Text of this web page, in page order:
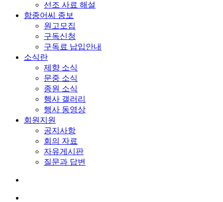
선조 사료 해설
함종어씨 종보
원고모집
구독신청
구독료 납입안내
소식란
제향 소식
문중 소식
종원 소식
행사 갤러리
행사 동영상
회원지원
공지사항
회의 자료
자유게시판
질문과 답변